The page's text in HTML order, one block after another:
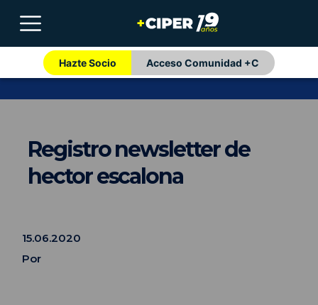
Hazte Socio Acceso Comunidad +C
Registro newsletter de
hector escalona
15.06.2020
Por